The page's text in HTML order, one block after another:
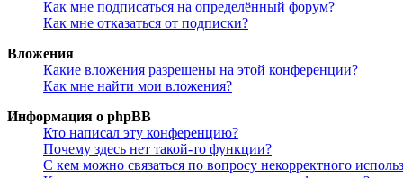
Как мне подписаться на определённый форум?
Как мне отказаться от подписки?
Вложения
Какие вложения разрешены на этой конференции?
Как мне найти мои вложения?
Информация о phpBB
Кто написал эту конференцию?
Почему здесь нет такой-то функции?
С кем можно связаться по вопросу некорректного